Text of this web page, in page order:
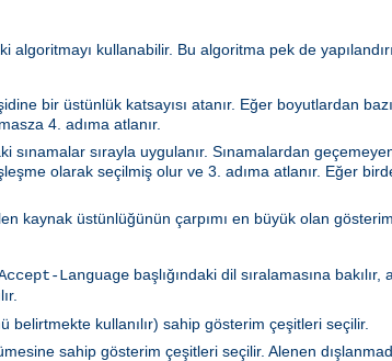
kullanabilir. Bu algoritma pek de
bir üstünlük katsayısı atanır. Eğer boyutlardan
4. adıma atlanır.
sınamalar sırayla uygulanır. Sınamalardan
olarak seçilmiş olur ve 3. adıma atlanır. Eğer
kaynak üstünlüğünün çarpımı en büyük olan
Language başlığındaki dil sıralamasına
kullanılır) sahip gösterim çeşitleri seçilir.
sahip gösterim çeşitleri seçilir. Alenen